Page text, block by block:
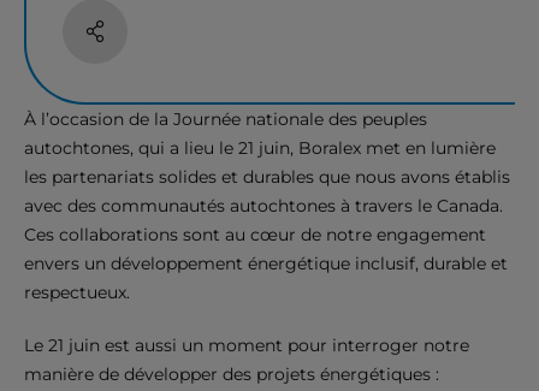
Partage
À l’occasion de la Journée nationale des peuples
autochtones, qui a lieu le 21 juin, Boralex met en lumière
les partenariats solides et durables que nous avons établis
avec des communautés autochtones à travers le Canada.
Ces collaborations sont au cœur de notre engagement
envers un développement énergétique inclusif, durable et
respectueux.
Le 21 juin est aussi un moment pour interroger notre
manière de développer des projets énergétiques :